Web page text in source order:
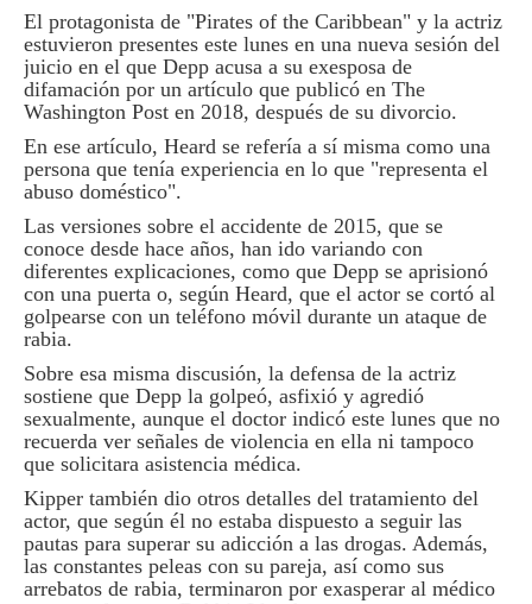
El protagonista de "Pirates of the Caribbean" y la actriz
estuvieron presentes este lunes en una nueva sesión del
juicio en el que Depp acusa a su exesposa de
difamación por un artículo que publicó en The
Washington Post en 2018, después de su divorcio.
En ese artículo, Heard se refería a sí misma como una
persona que tenía experiencia en lo que "representa el
abuso doméstico".
Las versiones sobre el accidente de 2015, que se
conoce desde hace años, han ido variando con
diferentes explicaciones, como que Depp se aprisionó
con una puerta o, según Heard, que el actor se cortó al
golpearse con un teléfono móvil durante un ataque de
rabia.
Sobre esa misma discusión, la defensa de la actriz
sostiene que Depp la golpeó, asfixió y agredió
sexualmente, aunque el doctor indicó este lunes que no
recuerda ver señales de violencia en ella ni tampoco
que solicitara asistencia médica.
Kipper también dio otros detalles del tratamiento del
actor, que según él no estaba dispuesto a seguir las
pautas para superar su adicción a las drogas. Además,
las constantes peleas con su pareja, así como sus
arrebatos de rabia, terminaron por exasperar al médico